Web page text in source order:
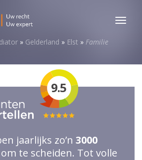
Toggle
» Gelderland » Elst » Familie
9.5
Totale
waardering:
5
jaarlijks zo’n 3000
om te scheiden. Tot volle